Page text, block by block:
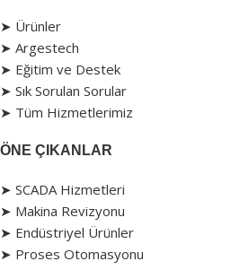
➤ Ürünler
➤ Argestech
➤ Eğitim ve Destek
➤ Sık Sorulan Sorular
➤ Tüm Hizmetlerimiz
ÖNE ÇIKANLAR
➤ SCADA Hizmetleri
➤ Makina Revizyonu
➤ Endüstriyel Ürünler
➤ Proses Otomasyonu